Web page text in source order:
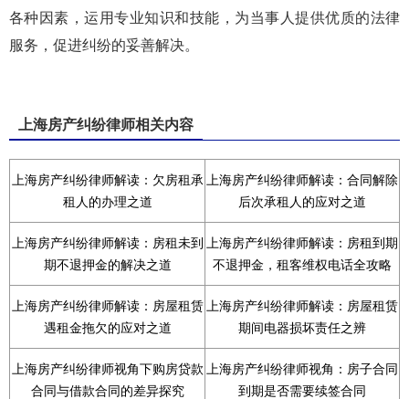
各种因素，运用专业知识和技能，为当事人提供优质的法律
服务，促进纠纷的妥善解决。
上海房产纠纷律师相关内容
上海房产纠纷律师解读：欠房租承
租人的办理之道
上海房产纠纷律师解读：合同解除
后次承租人的应对之道
上海房产纠纷律师解读：房租未到
期不退押金的解决之道
上海房产纠纷律师解读：房租到期
不退押金，租客维权电话全攻略
上海房产纠纷律师解读：房屋租赁
遇租金拖欠的应对之道
上海房产纠纷律师解读：房屋租赁
期间电器损坏责任之辨
上海房产纠纷律师视角下购房贷款
合同与借款合同的差异探究
上海房产纠纷律师视角：房子合同
到期是否需要续签合同